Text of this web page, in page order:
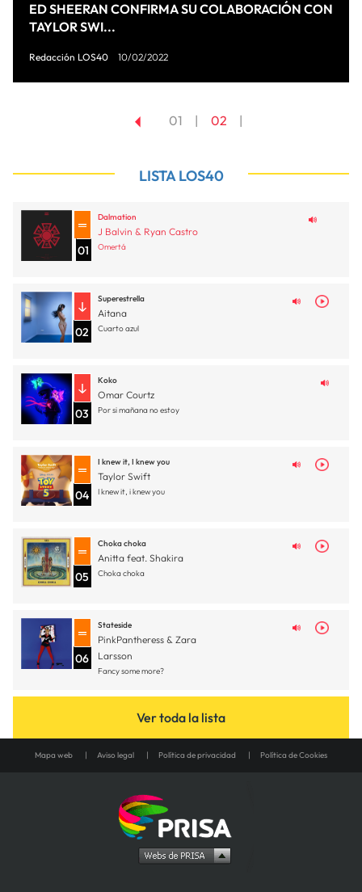
ED SHEERAN CONFIRMA SU COLABORACIÓN CON
TAYLOR SWI...
Redacción LOS40 10/02/2022
01 02
LISTA LOS40
01
Dalmation
J Balvin & Ryan Castro
Omertá
02
Superestrella
Aitana
Cuarto azul
03
Koko
Omar Courtz
Por si mañana no estoy
04
I knew it, I knew you
Taylor Swift
I knew it, i knew you
05
Choka choka
Anitta feat. Shakira
Choka choka
06
Stateside
PinkPantheress & Zara
Larsson
Fancy some more?
Ver toda la lista
Mapa web Aviso legal Política de privacidad Política de Cookies